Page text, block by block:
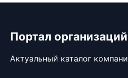
Портал организаций
Актуальный каталог